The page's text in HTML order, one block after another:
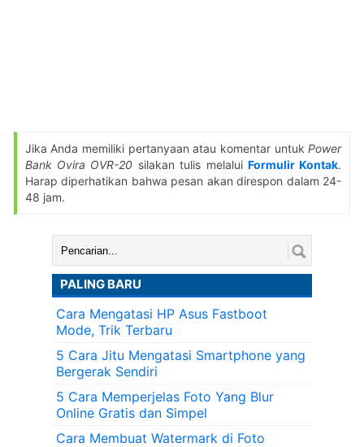
Jika Anda memiliki pertanyaan atau komentar untukPower
Bank Ovira OVR-20 silakan tulis melalui Formulir Kontak.
Harap diperhatikan bahwa pesan akan direspon dalam 24-
48 jam.
Cari:
PALING BARU
Cara Mengatasi HP Asus Fastboot
Mode, Trik Terbaru
5 Cara Jitu Mengatasi Smartphone yang
Bergerak Sendiri
5 Cara Memperjelas Foto Yang Blur
Online Gratis dan Simpel
Cara Membuat Watermark di Foto